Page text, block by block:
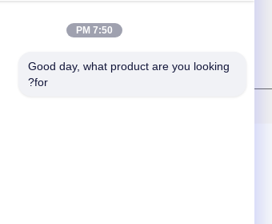
7:50 PM
Good day, what product are you looking
for?